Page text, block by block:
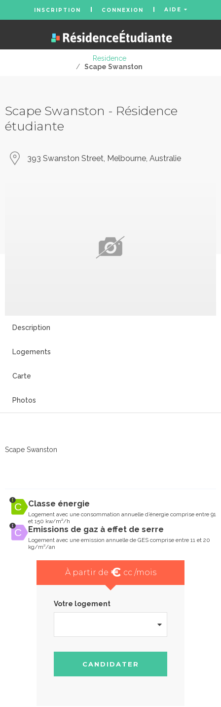
INSCRIPTION CONNEXION AIDE
Residence
/ Scape Swanston
Scape Swanston - Résidence
étudiante
393 Swanston Street, Melbourne, Australie
Description
Logements
Carte
Photos
Scape Swanston
Classe énergie
Logement avec une consommation annuelle d’énergie comprise entre 91
et 150 kw/m²/h
Emissions de gaz à effet de serre
Logement avec une emission annuelle de GES comprise entre 11 et 20
kg/m²/an
À partir de € cc /mois
Votre logement
CANDIDATER